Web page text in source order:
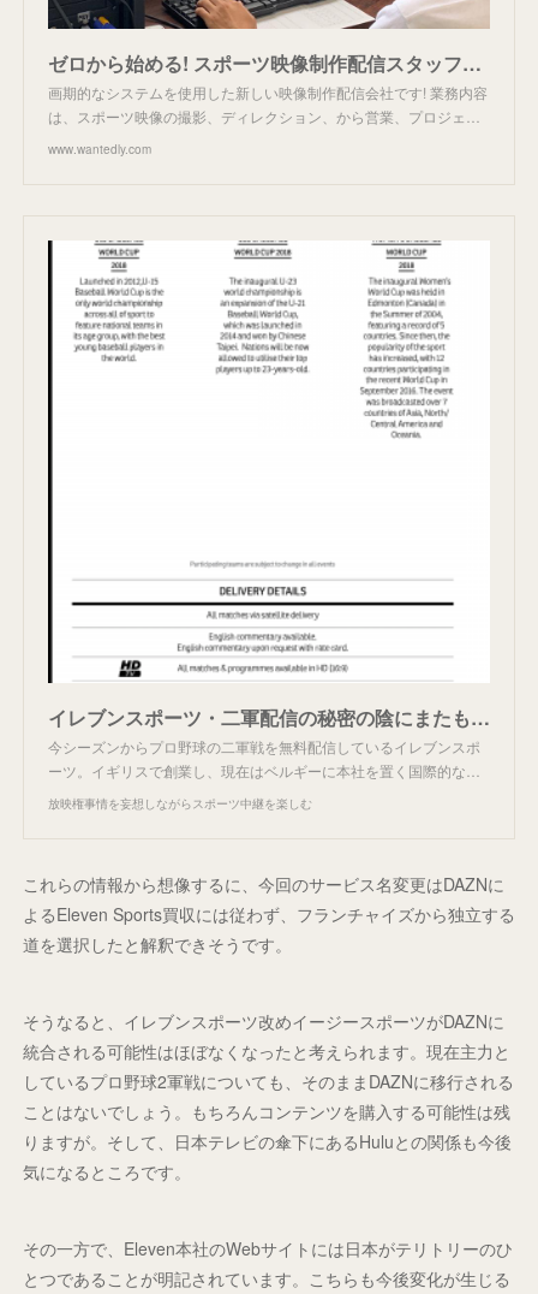
ゼロから始める! スポーツ映像制作配信スタッフ大募集! by Easy Production 株式会社
画期的なシステムを使用した新しい映像制作配信会社です! 業務内容
は、スポーツ映像の撮影、ディレクション、から営業、プロジェ…
www.wantedly.com
イレブンスポーツ・二軍配信の秘密の陰にまたもあの会社？
今シーズンからプロ野球の二軍戦を無料配信しているイレブンスポ
ーツ。イギリスで創業し、現在はベルギーに本社を置く国際的な…
放映権事情を妄想しながらスポーツ中継を楽しむ
これらの情報から想像するに、今回のサービス名変更はDAZNに
よるEleven Sports買収には従わず、フランチャイズから独立する
道を選択したと解釈できそうです。
そうなると、イレブンスポーツ改めイージースポーツがDAZNに
統合される可能性はほぼなくなったと考えられます。現在主力と
しているプロ野球2軍戦についても、そのままDAZNに移行される
ことはないでしょう。もちろんコンテンツを購入する可能性は残
りますが。そして、日本テレビの傘下にあるHuluとの関係も今後
気になるところです。
その一方で、Eleven本社のWebサイトには日本がテリトリーのひ
とつであることが明記されています。こちらも今後変化が生じる